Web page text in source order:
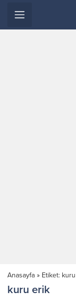
Anasayfa » Etiket:
kuru erik